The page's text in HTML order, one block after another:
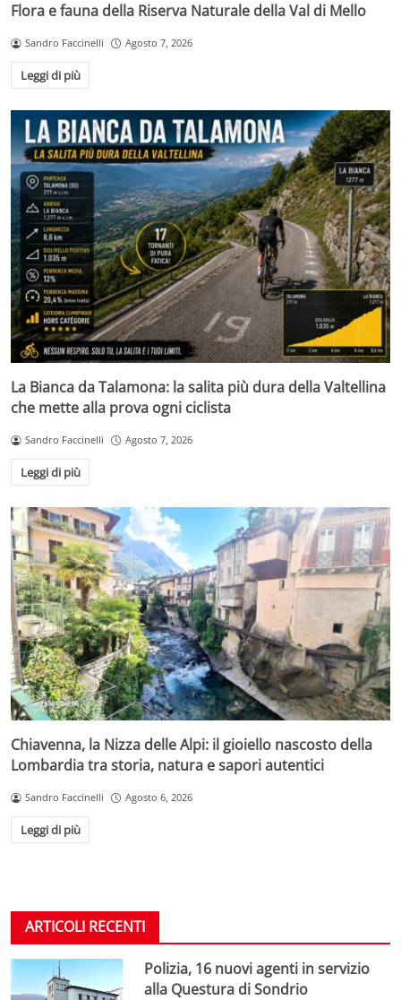
Flora e fauna della Riserva Naturale della Val di Mello
Sandro Faccinelli Agosto 7, 2026
Leggi di più
La Bianca da Talamona: la salita più dura della Valtellina
che mette alla prova ogni ciclista
Sandro Faccinelli Agosto 7, 2026
Leggi di più
Chiavenna, la Nizza delle Alpi: il gioiello nascosto della
Lombardia tra storia, natura e sapori autentici
Sandro Faccinelli Agosto 6, 2026
Leggi di più
ARTICOLI RECENTI
Polizia, 16 nuovi agenti in servizio
alla Questura di Sondrio